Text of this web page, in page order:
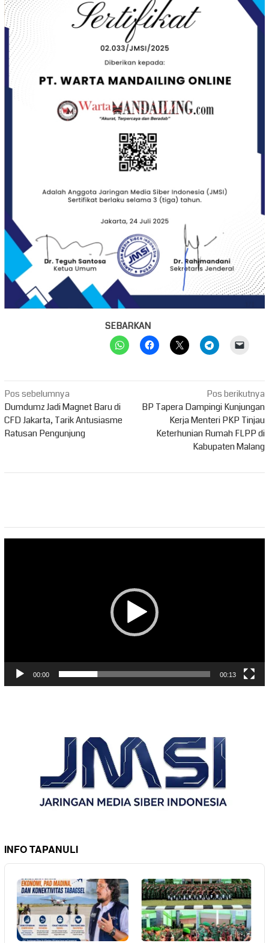
SEBARKAN
Navigasi
pos
Pos sebelumnya
Dumdumz Jadi Magnet Baru di
CFD Jakarta, Tarik Antusiasme
Ratusan Pengunjung
Pos berikutnya
BP Tapera Dampingi Kunjungan
Kerja Menteri PKP Tinjau
Keterhunian Rumah FLPP di
Kabupaten Malang
00:00 00:13
INFO TAPANULI